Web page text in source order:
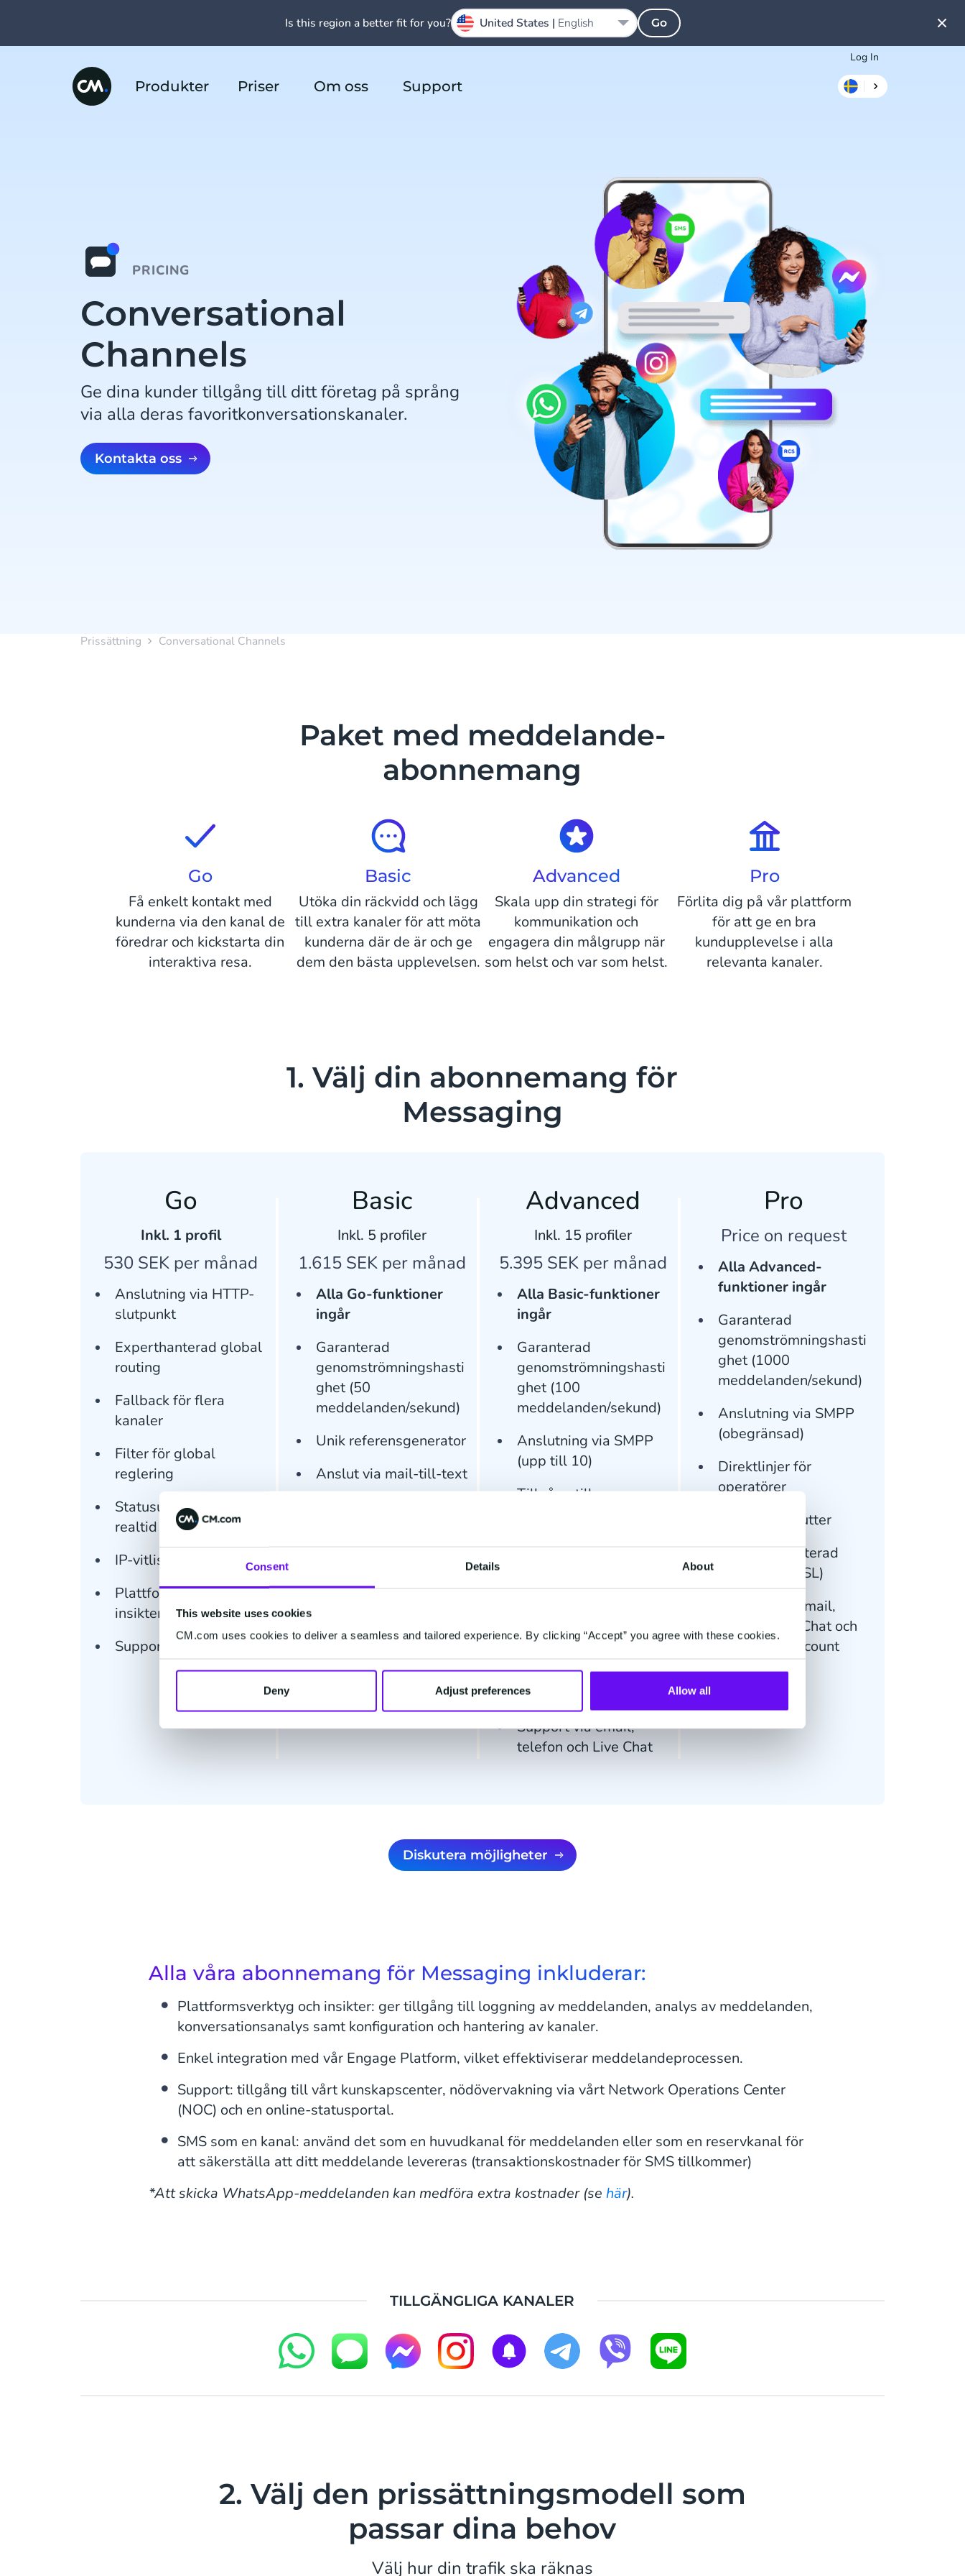
Consent Details About
This website uses cookies
CM.com uses cookies to deliver a seamless and tailored experience. By clicking “Accept” you agree with these cookies.
Deny Adjust preferences Allow all
Log In
Produkter Priser Om oss Support
PRICING
Conversational
Channels
Ge dina kunder tillgång till ditt företag på språng
via alla deras favoritkonversationskanaler.
Kontakta oss
Prissättning Conversational Channels
Paket med meddelande-
abonnemang
Go
Få enkelt kontakt med
kunderna via den kanal de
föredrar och kickstarta din
interaktiva resa.
Basic
Utöka din räckvidd och lägg
till extra kanaler för att möta
kunderna där de är och ge
dem den bästa upplevelsen.
Advanced
Skala upp din strategi för
kommunikation och
engagera din målgrupp när
som helst och var som helst.
Pro
Förlita dig på vår plattform
för att ge en bra
kundupplevelse i alla
relevanta kanaler.
1. Välj din abonnemang för
Messaging
Go
Inkl. 1 profil
530 SEK per månad
Anslutning via HTTP-
slutpunkt
Experthanterad global
routing
Fallback för flera
kanaler
Filter för global
reglering
Statusuppdateringar i
realtid via webhooks
IP-vitlistning
Plattformsverktyg och
insikter
Support via email
Basic
Inkl. 5 profiler
1.615 SEK per månad
Alla Go-funktioner
ingår
Garanterad
genomströmningshasti
ghet (50
meddelanden/sekund)
Unik referensgenerator
Anslut via mail-till-text
Advanced
Inkl. 15 profiler
5.395 SEK per månad
Alla Basic-funktioner
ingår
Garanterad
genomströmningshasti
ghet (100
meddelanden/sekund)
Anslutning via SMPP
(upp till 10)
Tillgång till
telefonnummer
verktygssvit
Anpassad lagringstid
för media
Support via email,
telefon och Live Chat
Pro
Price on request
Alla Advanced-
funktioner ingår
Garanterad
genomströmningshasti
ghet (1000
meddelanden/sekund)
Anslutning via SMPP
(obegränsad)
Direktlinjer för
operatörer
Anpassade rutter
Tvåvägs krypterad
anslutning (SSL)
Support via email,
telefon, Live Chat och
dedikerad Account
Manager
Diskutera möjligheter
Alla våra abonnemang för Messaging inkluderar:
Plattformsverktyg och insikter: ger tillgång till loggning av meddelanden, analys av meddelanden,
konversationsanalys samt konfiguration och hantering av kanaler.
Enkel integration med vår Engage Platform, vilket effektiviserar meddelandeprocessen.
Support: tillgång till vårt kunskapscenter, nödövervakning via vårt Network Operations Center
(NOC) och en online-statusportal.
SMS som en kanal: använd det som en huvudkanal för meddelanden eller som en reservkanal för
att säkerställa att ditt meddelande levereras (transaktionskostnader för SMS tillkommer)
*Att skicka WhatsApp-meddelanden kan medföra extra kostnader (se här).
TILLGÄNGLIGA KANALER
2. Välj den prissättningsmodell som
passar dina behov
Välj hur din trafik ska räknas
Is this region a better fit for you? United States | English Go